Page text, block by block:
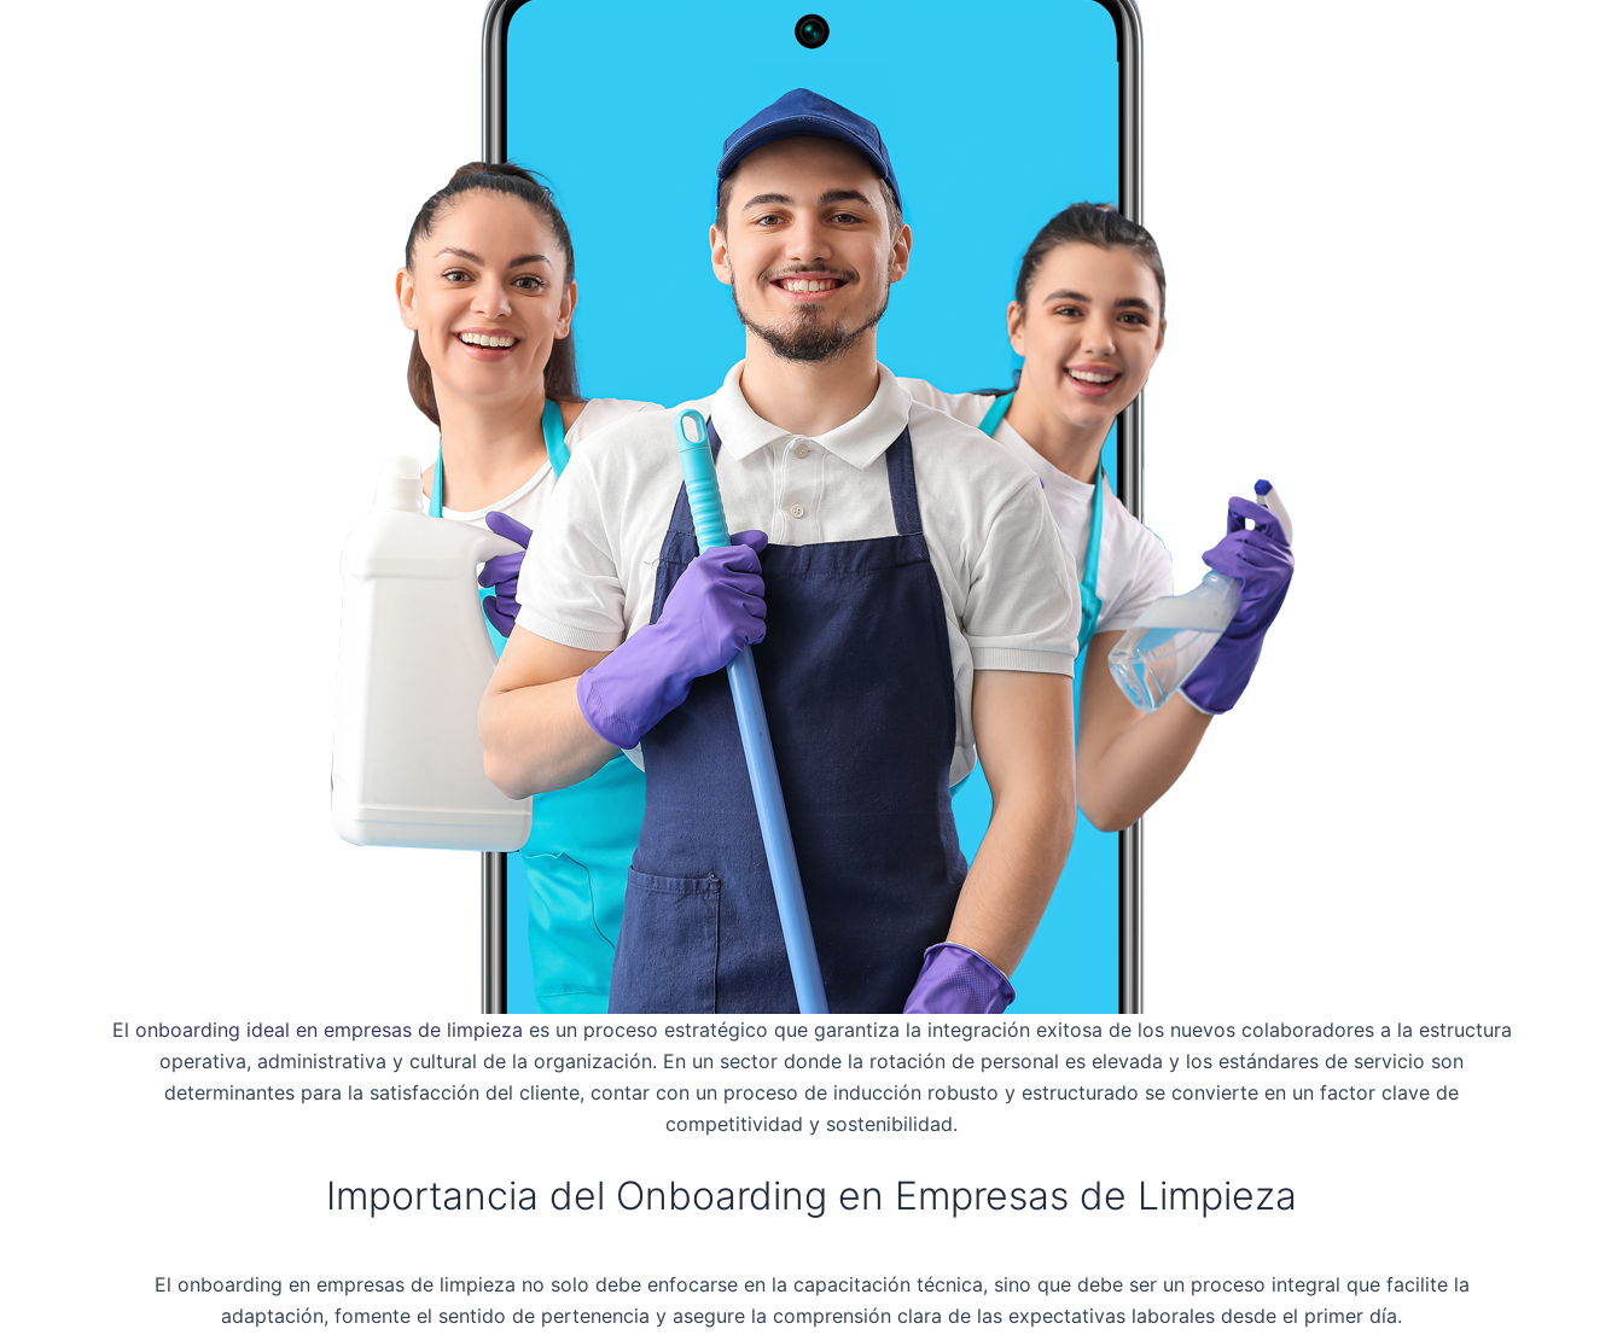
El onboarding ideal en empresas de limpieza es un proceso estratégico que garantiza la integración exitosa de los nuevos colaboradores a la estructura
operativa, administrativa y cultural de la organización. En un sector donde la rotación de personal es elevada y los estándares de servicio son
determinantes para la satisfacción del cliente, contar con un proceso de inducción robusto y estructurado se convierte en un factor clave de
competitividad y sostenibilidad.
Importancia del Onboarding en Empresas de Limpieza
El onboarding en empresas de limpieza no solo debe enfocarse en la capacitación técnica, sino que debe ser un proceso integral que facilite la
adaptación, fomente el sentido de pertenencia y asegure la comprensión clara de las expectativas laborales desde el primer día.